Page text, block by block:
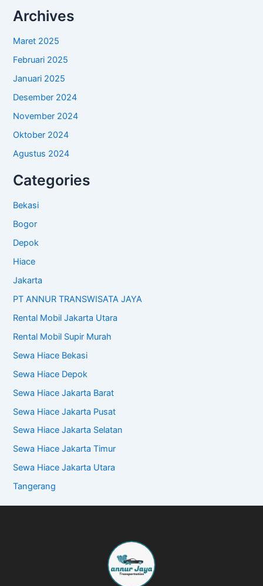
Archives
Maret 2025
Februari 2025
Januari 2025
Desember 2024
November 2024
Oktober 2024
Agustus 2024
Categories
Bekasi
Bogor
Depok
Hiace
Jakarta
PT ANNUR TRANSWISATA JAYA
Rental Mobil Jakarta Utara
Rental Mobil Supir Murah
Sewa Hiace Bekasi
Sewa Hiace Depok
Sewa Hiace Jakarta Barat
Sewa Hiace Jakarta Pusat
Sewa Hiace Jakarta Selatan
Sewa Hiace Jakarta Timur
Sewa Hiace Jakarta Utara
Tangerang